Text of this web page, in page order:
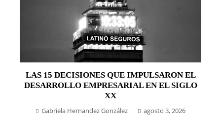
LAS 15 DECISIONES QUE IMPULSARON EL
DESARROLLO EMPRESARIAL EN EL SIGLO
XX
Gabriela Hernandez González agosto 3, 2026